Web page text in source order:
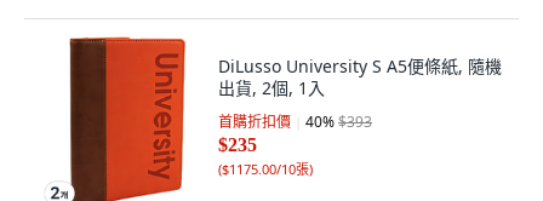
DiLusso University S A5便條紙, 隨機
出貨, 2個, 1入
首購折扣價 40%$393
$235
($1175.00/10張)